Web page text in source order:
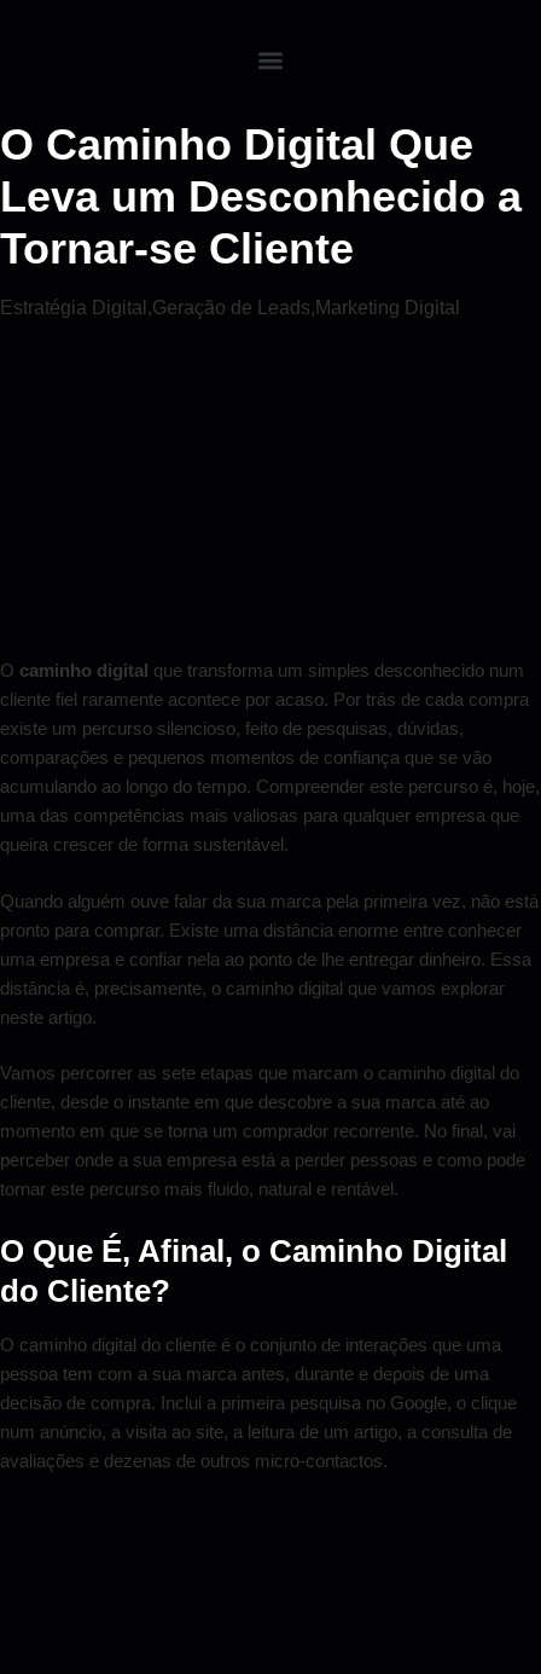
O Caminho Digital Que
Leva um Desconhecido a
Tornar-se Cliente
Estratégia Digital ,Geração de Leads, Marketing Digital
O caminho digital que transforma um simples desconhecido num
cliente fiel raramente acontece por acaso. Por trás de cada compra
existe um percurso silencioso, feito de pesquisas, dúvidas,
comparações e pequenos momentos de confiança que se vão
acumulando ao longo do tempo. Compreender este percurso é, hoje,
uma das competências mais valiosas para qualquer empresa que
queira crescer de forma sustentável.
Quando alguém ouve falar da sua marca pela primeira vez, não está
pronto para comprar. Existe uma distância enorme entre conhecer
uma empresa e confiar nela ao ponto de lhe entregar dinheiro. Essa
distância é, precisamente, o caminho digital que vamos explorar
neste artigo.
Vamos percorrer as sete etapas que marcam o caminho digital do
cliente, desde o instante em que descobre a sua marca até ao
momento em que se torna um comprador recorrente. No final, vai
perceber onde a sua empresa está a perder pessoas e como pode
tornar este percurso mais fluido, natural e rentável.
O Que É, Afinal, o Caminho Digital
do Cliente?
O caminho digital do cliente é o conjunto de interações que uma
pessoa tem com a sua marca antes, durante e depois de uma
decisão de compra. Inclui a primeira pesquisa no Google, o clique
num anúncio, a visita ao site, a leitura de um artigo, a consulta de
avaliações e dezenas de outros micro-contactos.